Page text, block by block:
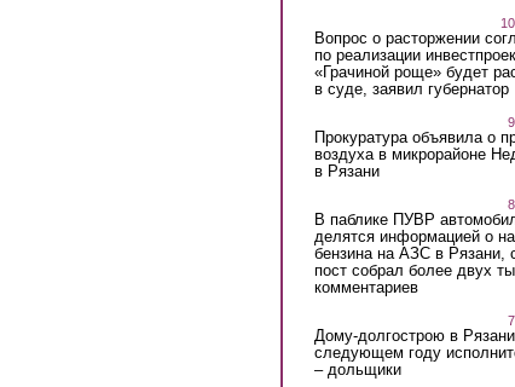
Вопрос о расторжении
по реализации
«Грачиной роще» будет
в суде, заявил губернатор
Прокуратура объявила о
воздуха в микрорайоне
в Рязани
В паблике ПУВР
делятся информацией о
бензина на АЗС в Рязани,
пост собрал более двух
комментариев
Дому-долгострою в
следующем году
– дольщики